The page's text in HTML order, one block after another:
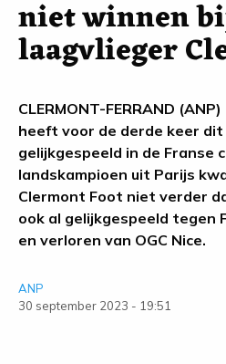
niet winnen
laagvlieger
CLERMONT-FERRAND
heeft voor de derde keer dit
gelijkgespeeld in de Franse
landskampioen uit Parijs
Clermont Foot niet verder
ook al gelijkgespeeld tegen
en verloren van OGC Nice.
ANP
30 september 2023 - 19:51